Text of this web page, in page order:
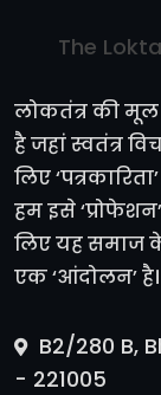
The
लोकतंत्र की
है जहां स्वतंत्र
लिए
हम इसे
लिए यह समाज के
एक ‘आंदोलन’ है।
B2/280 B,
- 221005